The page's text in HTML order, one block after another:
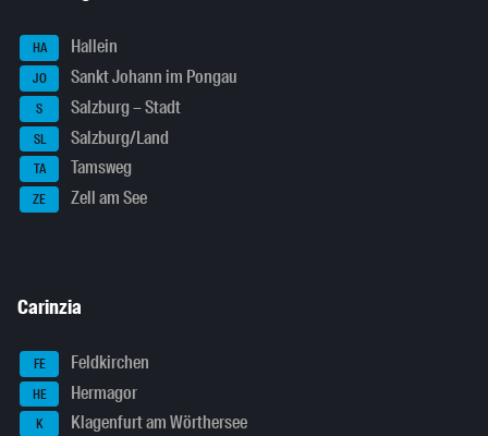
HA Hallein
JO Sankt Johann im Pongau
S Salzburg – Stadt
SL Salzburg/Land
TA Tamsweg
ZE Zell am See
Carinzia
FE Feldkirchen
HE Hermagor
K Klagenfurt am Wörthersee